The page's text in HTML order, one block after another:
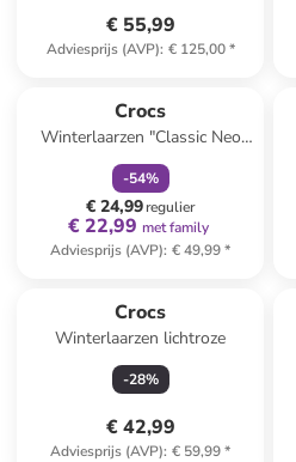
€ 55,99
Adviesprijs (AVP): € 125,00*
Crocs
Winterlaarzen "Classic Neo
Puff" donkerblauw
-54%
€ 24,99regulier
€ 22,99 met family
Adviesprijs (AVP): € 49,99*
Crocs
Winterlaarzen lichtroze
-28%
€ 42,99
Adviesprijs (AVP): € 59,99*